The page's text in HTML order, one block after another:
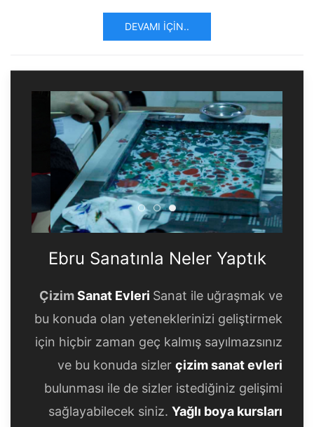
DEVAMI İÇIN..
Ebru Sanatınla Neler Yaptık
Ebru Sanatınla Neler
Ebru Sanatınla Neler
Ebru Sanatınla Neler Yaptık
ÇizimSanat Evleri Sanat ile uğraşmak ve
bu konuda olan yeteneklerinizi geliştirmek
için hiçbir zaman geç kalmış sayılmazsınız
ve bu konuda sizler çizim sanat evleri
bulunması ile de sizler istediğiniz gelişimi
sağlayabilecek siniz. Yağlı boya kursları